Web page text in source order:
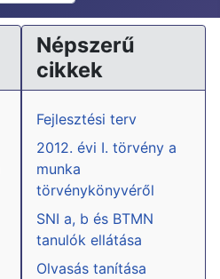
Népszerű
cikkek
Fejlesztési terv
2012. évi I. törvény a
munka
törvénykönyvéről
SNI a, b és BTMN
tanulók ellátása
Olvasás tanítása